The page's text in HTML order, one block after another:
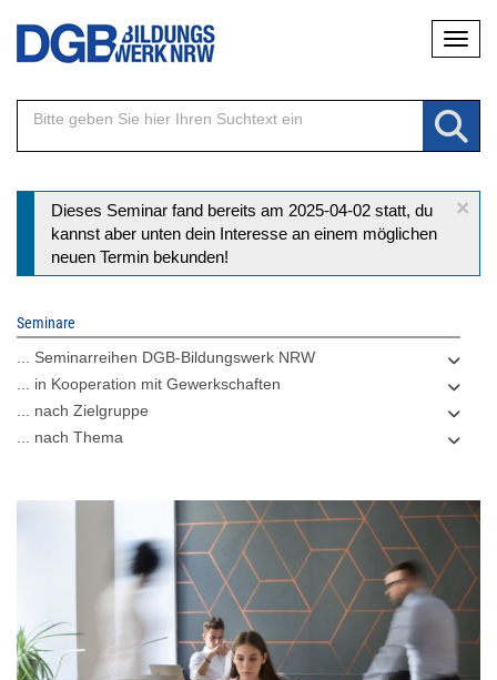
Direkt
Inhalt
×
Statusmeldung
Dieses Seminar fand bereits am 2025-04-02 statt, du
kannst aber unten dein Interesse an einem möglichen
neuen Termin bekunden!
Seminare
... Seminarreihen DGB-Bildungswerk NRW
... in Kooperation mit Gewerkschaften
... nach Zielgruppe
... nach Thema